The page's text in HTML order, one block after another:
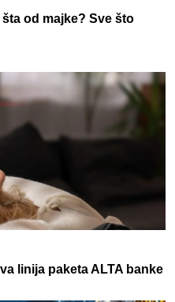
od majke? Sve što
linija paketa ALTA banke